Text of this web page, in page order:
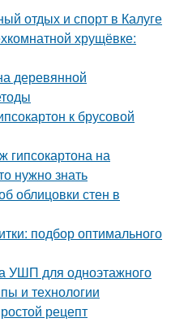
отдых и спорт в Калуге
хрущёвке:
деревянной
к брусовой
на
нужно знать
облицовки стен в
подбор оптимального
УШП для одноэтажного
и технологии
рецепт